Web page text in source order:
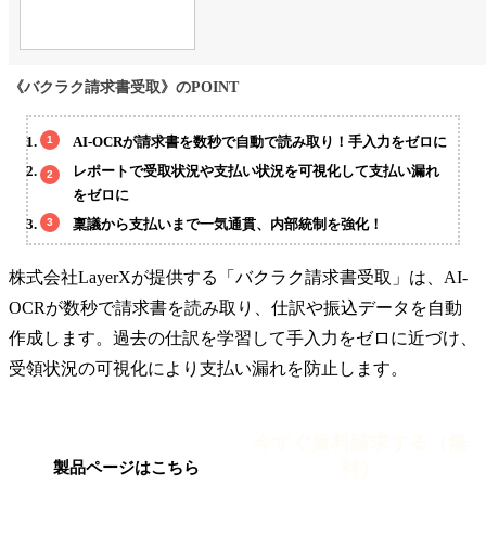
《バクラク請求書受取》のPOINT
AI-OCRが請求書を数秒で自動で読み取り！手入力をゼロに
レポートで受取状況や支払い状況を可視化して支払い漏れ
をゼロに
稟議から支払いまで一気通貫、内部統制を強化！
株式会社LayerXが提供する「バクラク請求書受取」は、AI-
OCRが数秒で請求書を読み取り、仕訳や振込データを自動
作成します。過去の仕訳を学習して手入力をゼロに近づけ、
受領状況の可視化により支払い漏れを防止します。
製品ページはこちら